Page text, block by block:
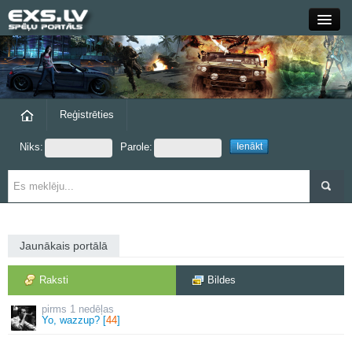
Close
Forums
Grupas
Reģistrēties
Niks: Parole:
Jaunākais portālā
Raksti Bildes
1 nedēļas
Yo, wazzup? [44]